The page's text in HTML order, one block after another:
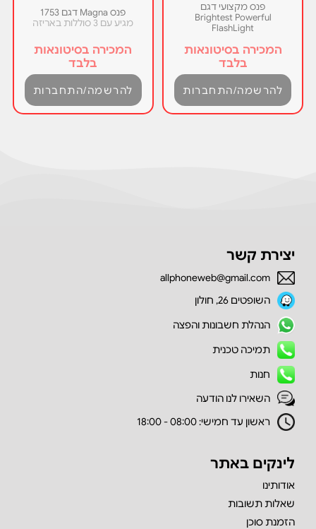
פנס מקצועי דגם
Brightest Powerful
FlashLight
המכירה בסיטונאות
בלבד
להרשמה/התחברות
פנס Magna דגם 1753
מגיע עם 3 סוללות באריזה
המכירה בסיטונאות
בלבד
להרשמה/התחברות
יצירת קשר
allphoneweb@gmail.com
השופטים 26, חולון
הנהלת חשבונות והפצה
תמיכה טכנית
חנות
השאירו לנו הודעה
ראשון עד חמישי: 08:00 - 18:00
לינקים באתר
אודותינו
שאלות תשובות
הזמנת סוכן